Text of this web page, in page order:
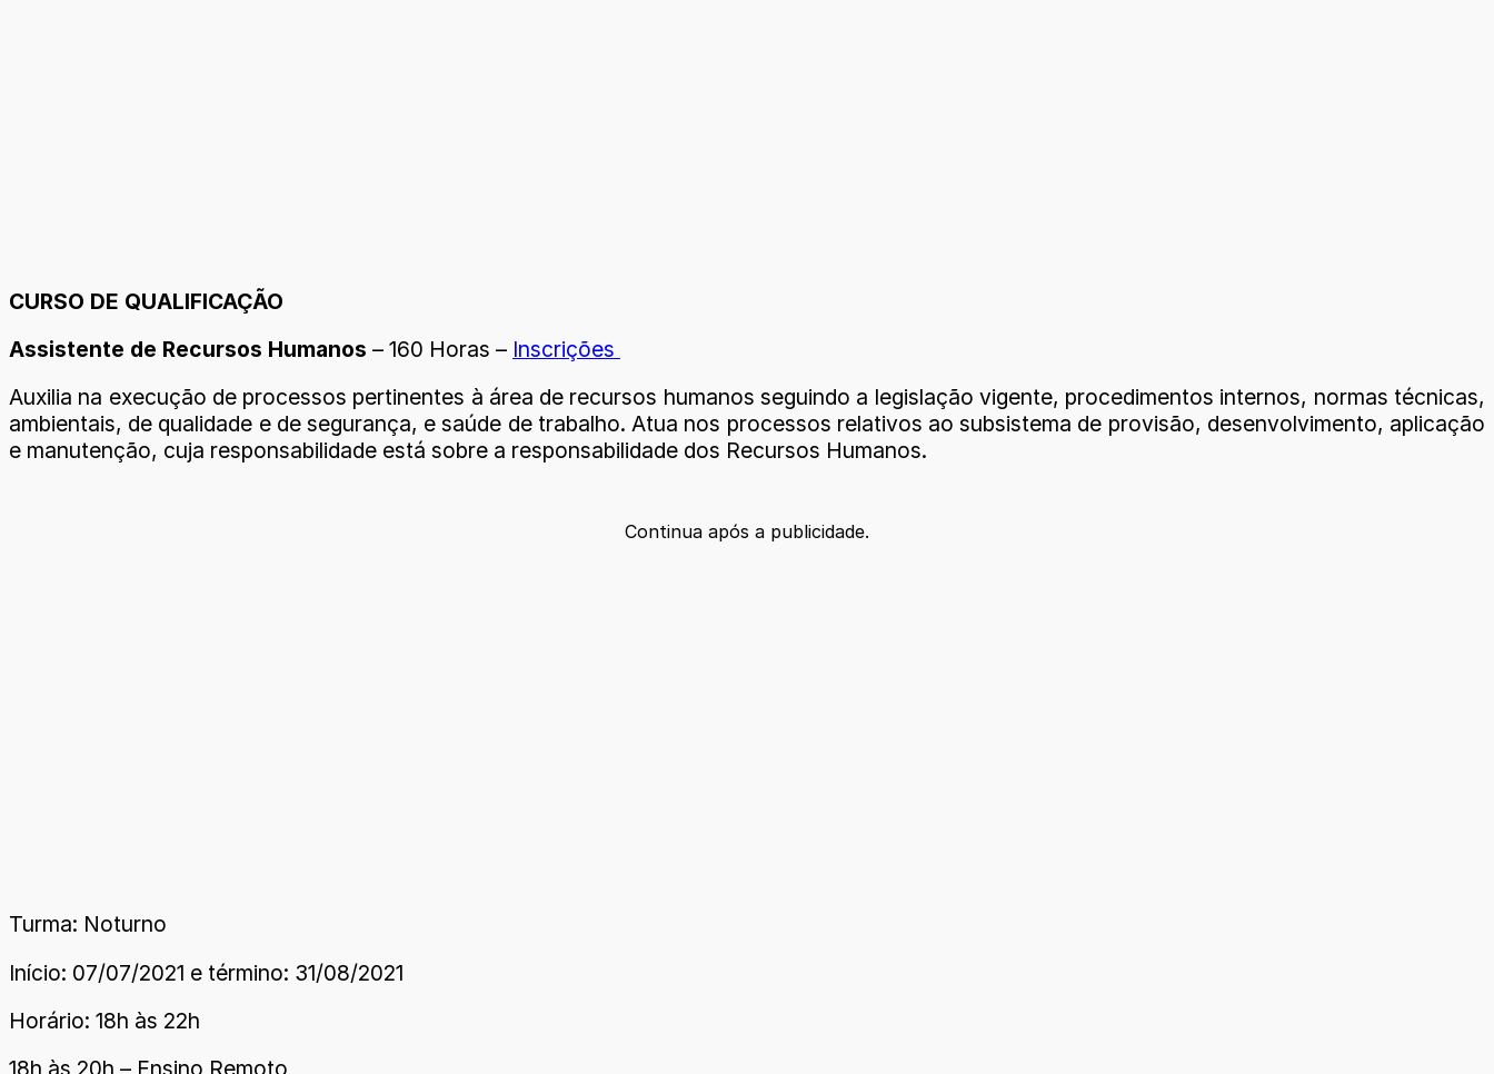
CURSO DE QUALIFICAÇÃO
Assistente de Recursos Humanos – 160 Horas – Inscrições
Auxilia na execução de processos pertinentes à área de recursos humanos seguindo a legislação vigente, procedimentos internos, normas técnicas,
ambientais, de qualidade e de segurança, e saúde de trabalho. Atua nos processos relativos ao subsistema de provisão, desenvolvimento, aplicação
e manutenção, cuja responsabilidade está sobre a responsabilidade dos Recursos Humanos.
Continua após a publicidade.
Turma: Noturno
Início: 07/07/2021 e término: 31/08/2021
Horário: 18h às 22h
18h às 20h – Ensino Remoto